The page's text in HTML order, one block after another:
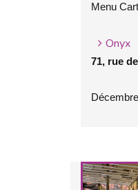
Menu
Onyx
71, rue